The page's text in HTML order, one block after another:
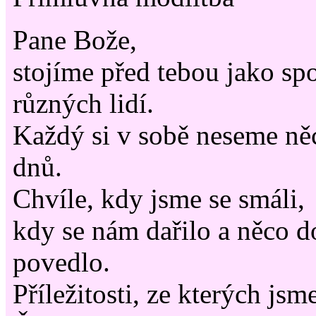
Pane Bože,
stojíme před tebou jako
různých lidí.
Každý si v sobě neseme
dnů.
Chvíle, kdy jsme se smáli,
kdy se nám dařilo a něco
povedlo.
Příležitosti, ze kterých